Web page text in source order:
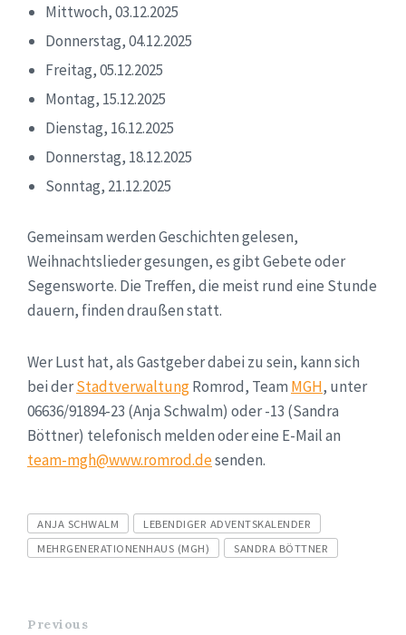
Mittwoch, 03.12.2025
Donnerstag, 04.12.2025
Freitag, 05.12.2025
Montag, 15.12.2025
Dienstag, 16.12.2025
Donnerstag, 18.12.2025
Sonntag, 21.12.2025
Gemeinsam werden Geschichten gelesen,
Weihnachtslieder gesungen, es gibt Gebete oder
Segensworte. Die Treffen, die meist rund eine Stunde
dauern, finden draußen statt.
Wer Lust hat, als Gastgeber dabei zu sein, kann sich
bei derStadtverwaltungRomrod, Team MGH, unter
06636/91894-23 (Anja Schwalm) oder -13 (Sandra
Böttner) telefonisch melden oder eine E-Mail an
team-mgh@www.romrod.desenden.
Tags
ANJA SCHWALM
LEBENDIGER ADVENTSKALENDER
MEHRGENERATIONENHAUS (MGH)
SANDRA BÖTTNER
Previous